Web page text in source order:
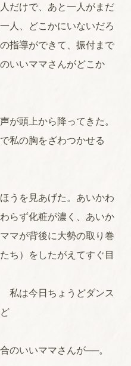
だけで、あと一人がまだ
人、どこかにいないだろ
指導ができて、振付まで
いいママさんがどこか
が頭上から降ってきた。
私の胸をざわつかせる
うを見あげた。あいかわ
らず化粧が濃く、あいか
マが背後に大勢の取り巻
ち）をしたがえてすぐ目
私は今日ちょうどダンス
のいいママさんが──。